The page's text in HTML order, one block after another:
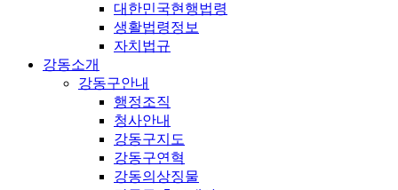
대한민국현행법령
생활법령정보
자치법규
강동소개
강동구안내
행정조직
청사안내
강동구지도
강동구연혁
강동의상징물